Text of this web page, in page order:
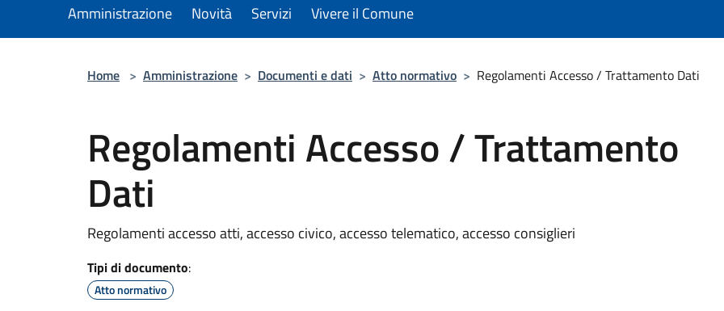
Amministrazione Novità Servizi Vivere il Comune
Home > Amministrazione > Documenti e dati > Atto normativo > Regolamenti Accesso / Trattamento Dati
Regolamenti Accesso / Trattamento
Dati
Regolamenti accesso atti, accesso civico, accesso telematico, accesso consiglieri
Tipi di documento:
Atto normativo